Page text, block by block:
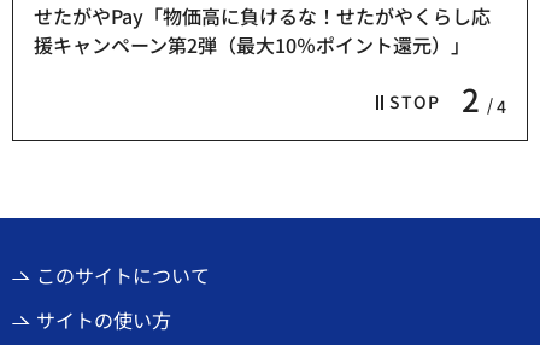
STOP 2 4
せたがやPay「物価高に負けるな！せたがやくらし応
援キャンペーン第2弾（最大10％ポイント還元）」
このサイトについて
サイトの使い方